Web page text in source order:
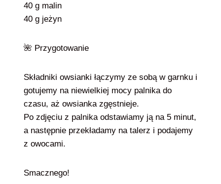
40 g malin
40 g jeżyn
🌺 Przygotowanie
Składniki owsianki łączymy ze sobą w garnku i
gotujemy na niewielkiej mocy palnika do
czasu, aż owsianka zgęstnieje.
Po zdjęciu z palnika odstawiamy ją na 5 minut,
a następnie przekładamy na talerz i podajemy
z owocami.
Smacznego!